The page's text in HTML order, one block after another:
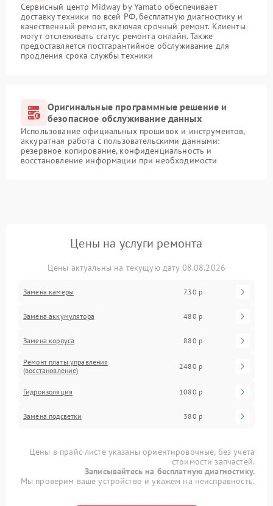
Сервисный центр Midway by Yamato обеспечивает
доставку техники по всей РФ, бесплатную диагностику и
качественный ремонт, включая срочный ремонт. Клиенты
могут отслеживать статус ремонта онлайн. Также
предоставляется постгарантийное обслуживание для
продления срока службы техники
Оригинальные программные решение и
безопасное обслуживание данных
Использование официальных прошивок и инструментов,
аккуратная работа с пользовательскими данными:
резервное копирование, конфиденциальность и
восстановление информации при необходимости
Цены на услуги ремонта
Цены актуальны на текущую дату 08.08.2026
Замена камеры 730 р
Замена аккумулятора 480 р
Замена корпуса 880 р
Ремонт платы управления
(восстановление)
2480 р
Гидроизоляция 1080 р
Замена подсветки 380 р
Цены в прайс-листе указаны ориентировочные, без учета
стоимости запчастей.
Записывайтесь на бесплатную диагностику.
Мы проверим ваше устройство и укажем на неисправность.